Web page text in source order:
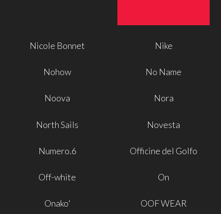
Nicole Bonnet Nike
Nohow No Name
Noova Nora
North Sails Novesta
Numero.6 Officine del Golfo
Off-white On
Onako' OOF WEAR